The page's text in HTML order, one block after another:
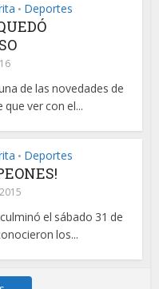
• Deportes
de las novedades de
ver con el...
• Deportes
el sábado 31 de
los...